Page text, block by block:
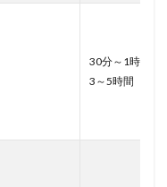
30分～1時間／
3～5時間